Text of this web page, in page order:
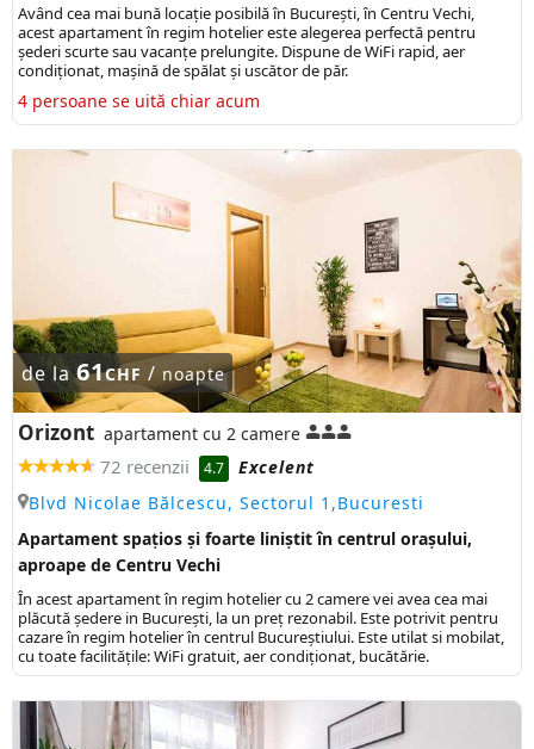
Având cea mai bună locaţie posibilă în Bucureşti, în Centru Vechi,
acest apartament în regim hotelier este alegerea perfectă pentru
șederi scurte sau vacanţe prelungite. Dispune de WiFi rapid, aer
condiționat, mașină de spălat și uscător de păr.
4 persoane se uită chiar acum
de la61CHF / noapte
Orizont apartament cu 2 camere
72 recenzii 4.7
Excelent
Blvd Nicolae Bălcescu, Sectorul 1,Bucuresti
Apartament spațios și foarte liniștit în centrul orașului,
aproape de Centru Vechi
În acest apartament în regim hotelier cu 2 camere vei avea cea mai
plăcută ședere in București, la un preț rezonabil. Este potrivit pentru
cazare în regim hotelier în centrul Bucureștiului. Este utilat si mobilat,
cu toate facilitățile: WiFi gratuit, aer condiționat, bucătărie.